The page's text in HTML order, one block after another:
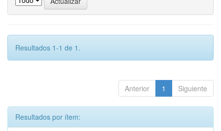
Resultados 1-1 de 1.
Anterior 1 Siguiente
Resultados por ítem: